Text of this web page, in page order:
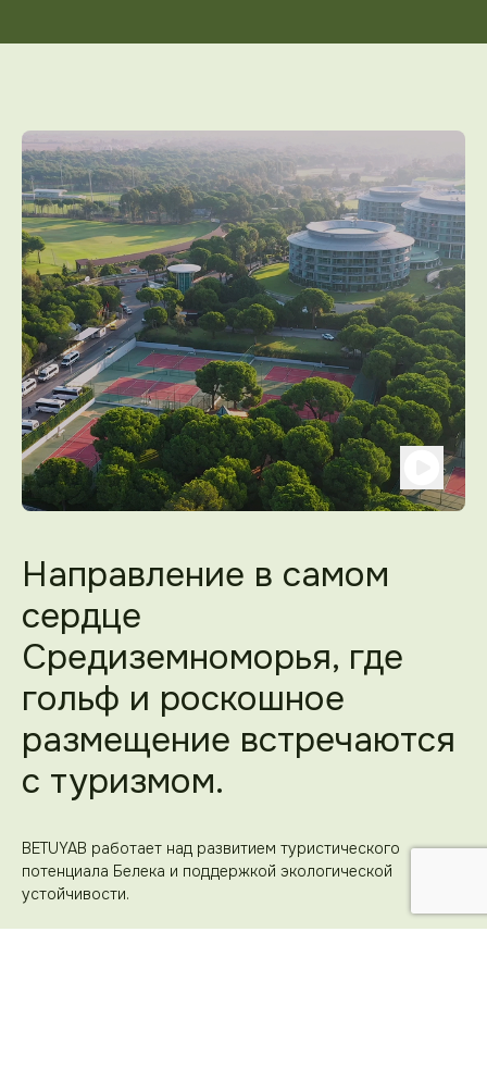
Направление в самом
сердце
Средиземноморья, где
гольф и роскошное
размещение встречаются
с туризмом.
BETUYAB работает над развитием туристического
потенциала Белека и поддержкой экологической
устойчивости.